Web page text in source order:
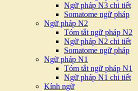
Ngữ pháp N3 chi tiết
Somatome ngữ pháp
Ngữ pháp N2
Tóm tắt ngữ pháp N2
Ngữ pháp N2 chi tiết
Somatome ngữ pháp
Ngữ pháp N1
Tóm tắt ngữ pháp N1
Ngữ pháp N1 chi tiết
Kính ngữ